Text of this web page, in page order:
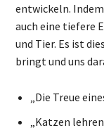
entwickeln.
auch eine tiefere
und Tier. Es ist
bringt und uns
„Die Treue
„Katzen